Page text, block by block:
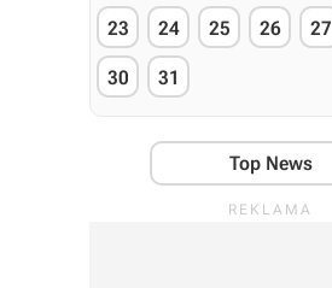
23 24 25 26 27
30 31
Top News